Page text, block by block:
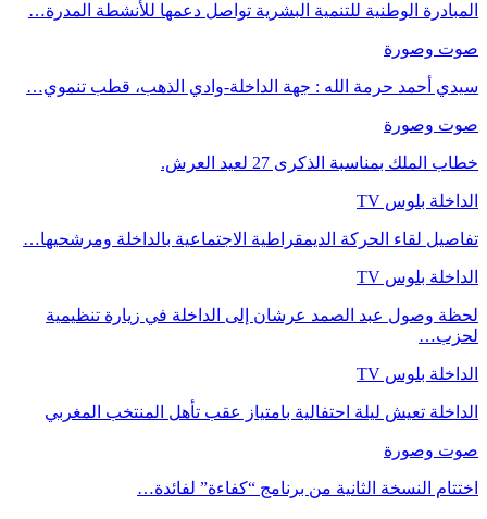
المبادرة الوطنية للتنمية البشرية تواصل دعمها للأنشطة المدرة…
صوت وصورة
سيدي أحمد حرمة الله : جهة الداخلة-وادي الذهب، قطب تنموي…
صوت وصورة
خطاب الملك بمناسبة الذكرى 27 لعيد العرش.
الداخلة بلوس TV
تفاصيل لقاء الحركة الديمقراطية الاجتماعية بالداخلة ومرشحيها…
الداخلة بلوس TV
لحظة وصول عبد الصمد عرشان إلى الداخلة في زيارة تنظيمية
لحزب…
الداخلة بلوس TV
الداخلة تعيش ليلة احتفالية بامتياز عقب تأهل المنتخب المغربي
صوت وصورة
اختتام النسخة الثانية من برنامج “كفاءة” لفائدة…